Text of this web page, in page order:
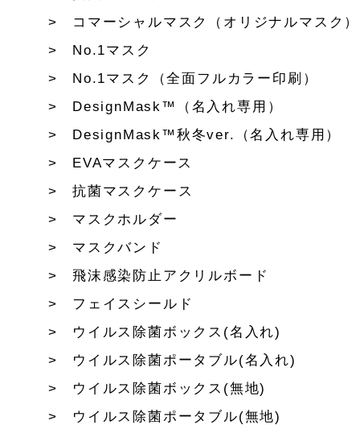
コマーシャルマスク（オリジナルマスク）
No.1マスク
No.1マスク（全面フルカラー印刷）
DesignMask™（名入れ専用）
DesignMask™秋冬ver.（名入れ専用）
EVAマスクケース
抗菌マスクケース
マスクホルダー
マスクバンド
飛沫感染防止アクリルボード
フェイスシールド
ウイルス除菌ボックス(名入れ)
ウイルス除菌ポータブル(名入れ)
ウイルス除菌ボックス(無地)
ウイルス除菌ポータブル(無地)